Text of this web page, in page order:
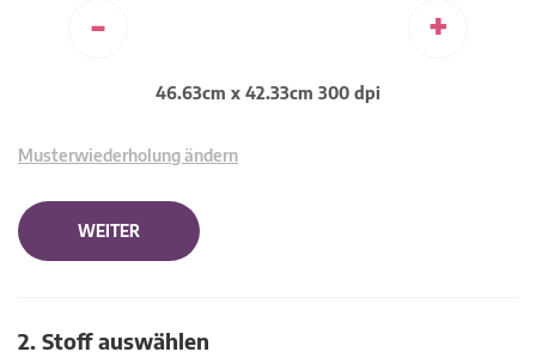
- +
46.63cm x 42.33cm 300 dpi
Musterwiederholung ändern
WEITER
2. Stoff auswählen